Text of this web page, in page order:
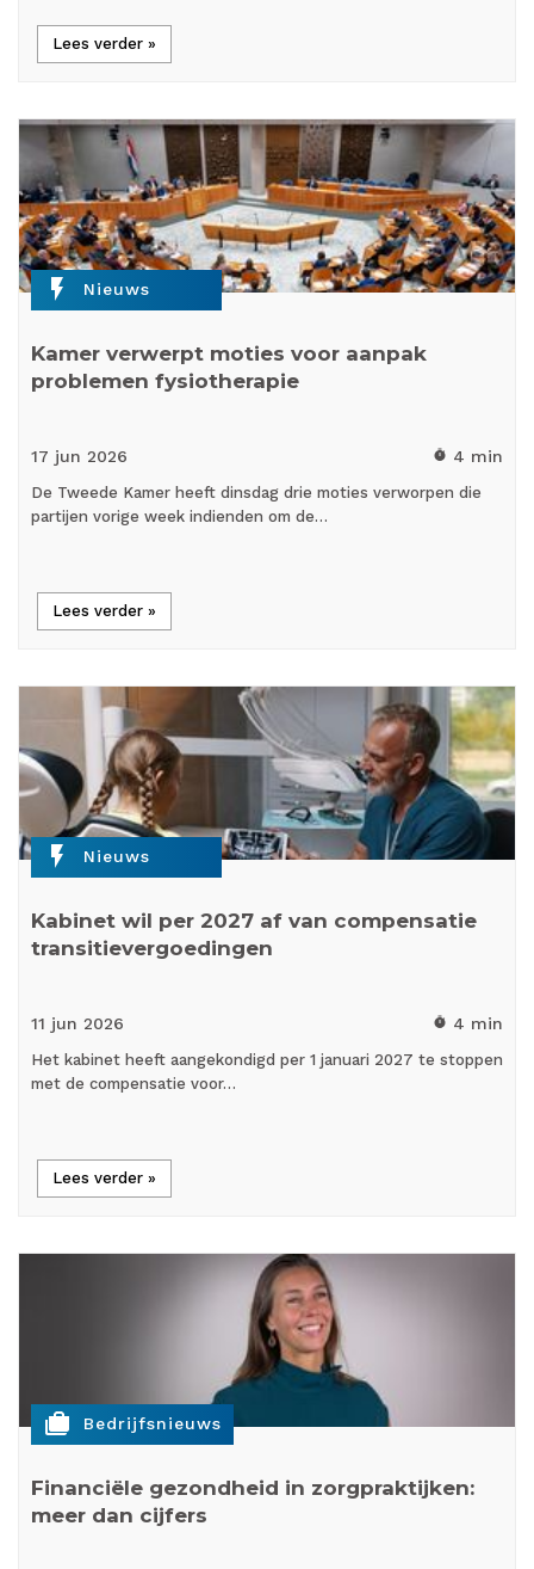
Lees verder »
flash_on Nieuws
Kamer verwerpt moties voor aanpak
problemen fysiotherapie
17 jun 2026 timer 4 min
De Tweede Kamer heeft dinsdag drie moties verworpen die
partijen vorige week indienden om de…
Lees verder »
flash_on Nieuws
Kabinet wil per 2027 af van compensatie
transitievergoedingen
11 jun 2026 timer 4 min
Het kabinet heeft aangekondigd per 1 januari 2027 te stoppen
met de compensatie voor…
Lees verder »
cases Bedrijfsnieuws
Financiële gezondheid in zorgpraktijken:
meer dan cijfers